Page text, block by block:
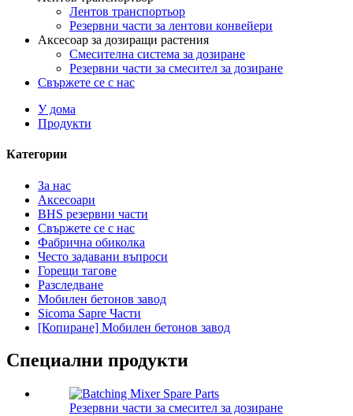
Лентов транспортьор
Резервни части за лентови конвейери
Аксесоар за дозиращи растения
Смесителна система за дозиране
Резервни части за смесител за дозиране
Свържете се с нас
У дома
Продукти
Категории
За нас
Аксесоари
BHS резервни части
Свържете се с нас
Фабрична обиколка
Често задавани въпроси
Горещи тагове
Разследване
Мобилен бетонов завод
Sicoma Sapre Части
[Копиране] Мобилен бетонов завод
Специални продукти
Резервни части за смесител за дозиране